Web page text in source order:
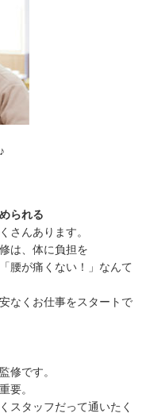
られる
さんあります。
は、体に負担を
腰が痛くない！」なんて
なくお仕事をスタートで
修です。
要。
スタッフだって通いたく